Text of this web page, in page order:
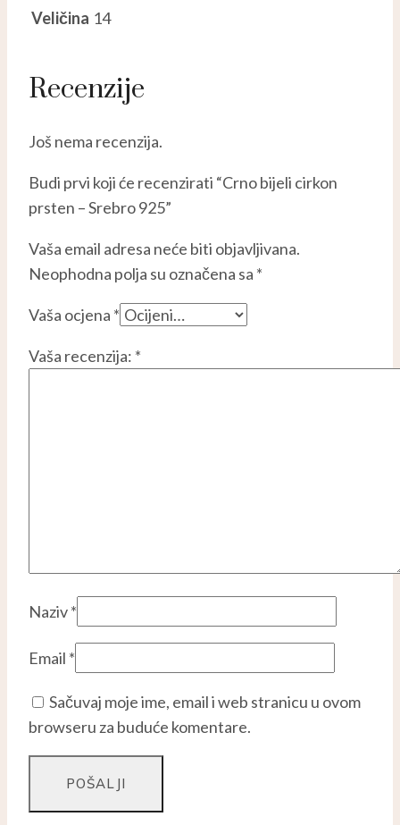
Veličina 14
Recenzije
Još nema recenzija.
Budi prvi koji će recenzirati “Crno bijeli cirkon
prsten – Srebro 925”
Vaša email adresa neće biti objavljivana.
Neophodna polja su označena sa *
Vaša ocjena *
Vaša recenzija: *
Naziv*
Email *
Sačuvaj moje ime, email i web stranicu u ovom
browseru za buduće komentare.